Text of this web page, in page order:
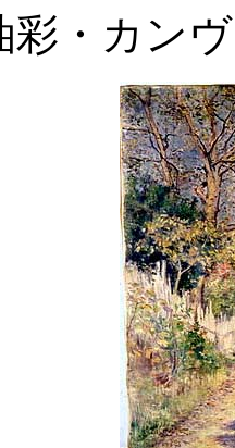
彩・カン